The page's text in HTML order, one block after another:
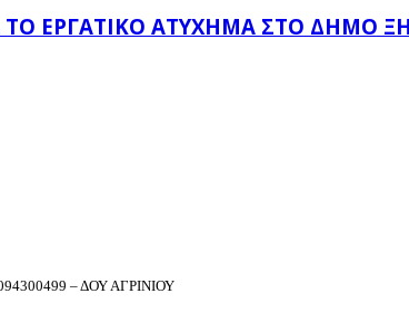
ΕΡΓΑΤΙΚΌ ΑΤΎΧΗΜΑ ΣΤΟ ΔΉΜΟ
– ΔΟΥ ΑΓΡΙΝΙΟΥ